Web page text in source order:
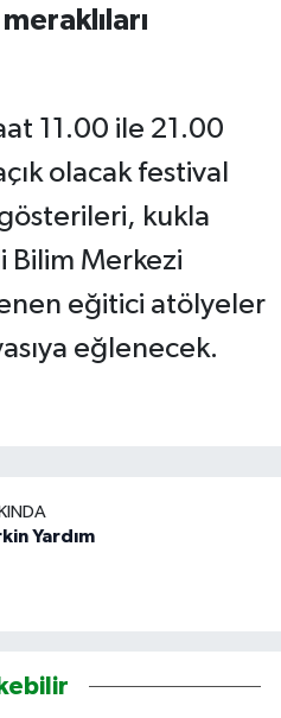
11.00 ile 21.00
olacak festival
kukla
Bilim Merkezi
eğitici atölyeler
eğlenecek.
Yardım